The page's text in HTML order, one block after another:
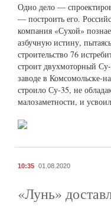
Одно дело —
— построить его.
компания «Сухой»
азбучную истину,
строительство 76
строит двухмоторный
заводе в Комсомольске-
строило Су-35, не
малозаметности, и
10:35 01.08.2020
«Лунь»